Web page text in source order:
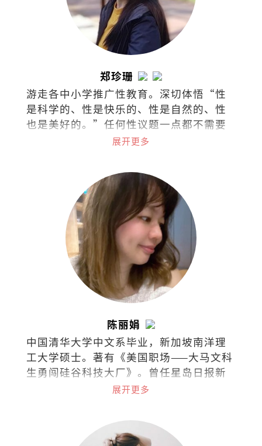
郑珍珊
游走各中小学推广性教育。深切体悟“性
是科学的、性是快乐的、性是自然的、性
也是美好的。”任何性议题一点都不需要
过于隐秘不谈，尤其对身体的认识与接纳
展开更多
陈丽娟
中国清华大学中文系毕业，新加坡南洋理
工大学硕士。著有《美国职场——大马文科
生勇闯硅谷科技大厂》。曾任星岛日报新
闻记者、美国加州圣荷西市议员办公室助
于字节跳动的商务关系部。
展开更多